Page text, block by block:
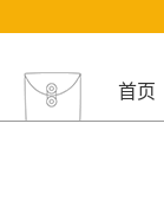
首页